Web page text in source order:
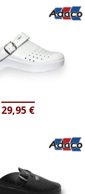
29,95 €